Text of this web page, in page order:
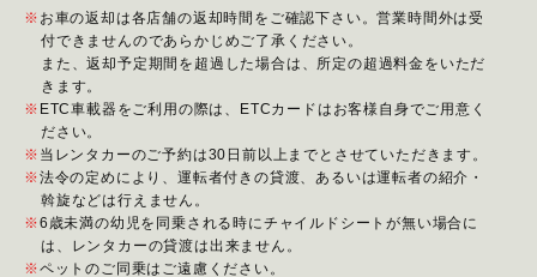
お車の返却は各店舗の返却時間をご確認下さい。営業時間外は受
付できませんのであらかじめご了承ください。
また、返却予定期間を超過した場合は、所定の超過料金をいただ
きます。
ETC車載器をご利用の際は、ETCカードはお客様自身でご用意く
ださい。
当レンタカーのご予約は30日前以上までとさせていただきます。
法令の定めにより、運転者付きの貸渡、あるいは運転者の紹介・
斡旋などは行えません。
6歳未満の幼児を同乗される時にチャイルドシートが無い場合に
は、レンタカーの貸渡は出来ません。
ペットのご同乗はご遠慮ください。